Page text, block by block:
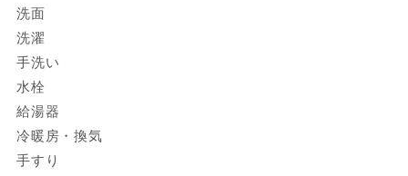
洗面
洗濯
手洗い
水栓
給湯器
冷暖房・換気
手すり